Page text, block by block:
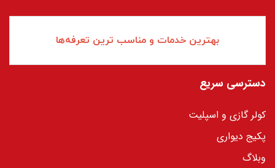
بهترین خدمات و مناسب ترین تعرفه‌ها
دسترسی سریع
کولر گازی و اسپلیت
پکیج دیواری
وبلاگ